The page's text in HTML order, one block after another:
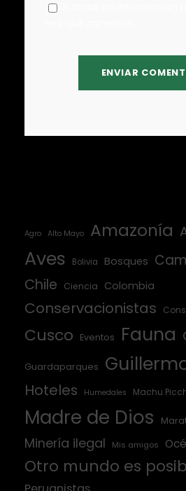
Agro Alto Mayo Amazonía
Aves Bolivia Bosques
Chile
Ciencia Colombia
Conservacionistas
Cusco Eventos Fauna
Guardaparques
Hoteles Humedales Machu
Madre de Dios
Minería ilegal Mis amigos
Otro mundo es